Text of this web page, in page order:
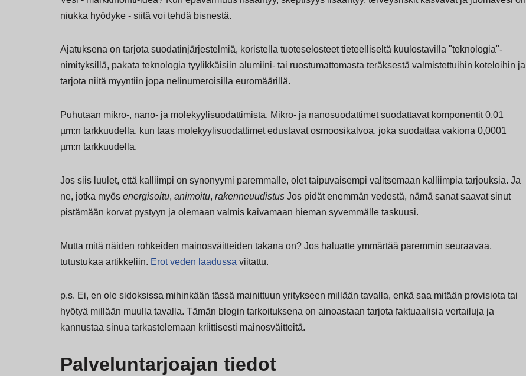
niukka hyödyke - siitä voi tehdä bisnestä.
Ajatuksena on tarjota suodatinjärjestelmiä, koristella tuoteselosteet tieteelliseltä kuulostavilla "teknologia"-
nimityksillä, pakata teknologia tyylikkäisiin alumiini- tai ruostumattomasta teräksestä valmistettuihin koteloihin ja
tarjota niitä myyntiin jopa nelinumeroisilla euromäärillä.
Puhutaan mikro-, nano- ja molekyylisuodattimista. Mikro- ja nanosuodattimet suodattavat komponentit 0,01
µm:n tarkkuudella, kun taas molekyylisuodattimet edustavat osmoosikalvoa, joka suodattaa vakiona 0,0001
µm:n tarkkuudella.
Jos siis luulet, että kalliimpi on synonyymi paremmalle, olet taipuvaisempi valitsemaan kalliimpia tarjouksia. Ja
ne, jotka myös energisoitu, animoitu, rakenneuudistus Jos pidät enemmän vedestä, nämä sanat saavat sinut
pistämään korvat pystyyn ja olemaan valmis kaivamaan hieman syvemmälle taskuusi.
Mutta mitä näiden rohkeiden mainosväitteiden takana on? Jos haluatte ymmärtää paremmin seuraavaa,
tutustukaa artikkeliin. Erot veden laadussa viitattu.
p.s. Ei, en ole sidoksissa mihinkään tässä mainittuun yritykseen millään tavalla, enkä saa mitään provisiota tai
hyötyä millään muulla tavalla. Tämän blogin tarkoituksena on ainoastaan tarjota faktuaalisia vertailuja ja
kannustaa sinua tarkastelemaan kriittisesti mainosväitteitä.
Palveluntarjoajan tiedot